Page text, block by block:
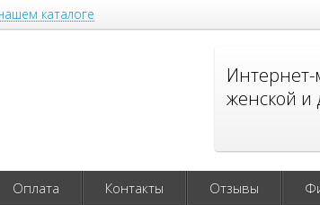
каталоге
Интернет-
женской и
Оплата Контакты Отзывы